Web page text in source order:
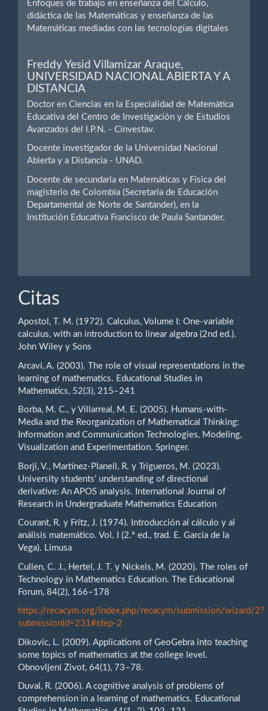
Enfoques de trabajo en enseñanza del Cálculo,
didáctica de las Matemáticas y enseñanza de las
Matemáticas mediadas con las tecnologías digitales
Freddy Yesid Villamizar Araque,
UNIVERSIDAD NACIONAL ABIERTA Y A
DISTANCIA
Doctor en Ciencias en la Especialidad de Matemática
Educativa del Centro de Investigación y de Estudios
Avanzados del I.P.N. - Cinvestav.
Docente investigador de la Universidad Nacional
Abierta y a Distancia - UNAD.
Docente de secundaria en Matemáticas y Física del
magisterio de Colombia (Secretaria de Educación
Departamental de Norte de Santander), en la
Institución Educativa Francisco de Paula Santander.
Citas
Apostol, T. M. (1972). Calculus, Volume I: One-variable
calculus, with an introduction to linear algebra (2nd ed.).
John Wiley y Sons
Arcavi, A. (2003). The role of visual representations in the
learning of mathematics. Educational Studies in
Mathematics, 52(3), 215–241
Borba, M. C., y Villarreal, M. E. (2005). Humans-with-
Media and the Reorganization of Mathematical Thinking:
Information and Communication Technologies, Modeling,
Visualization and Experimentation. Springer.
Borji, V., Martínez-Planell, R. y Trigueros, M. (2023).
University students’ understanding of directional
derivative: An APOS analysis. International Journal of
Research in Undergraduate Mathematics Education
Courant, R. y Fritz, J. (1974). Introducción al cálculo y al
análisis matemático. Vol. I (2.ª ed., trad. E. García de la
Vega). Limusa
Cullen, C. J., Hertel, J. T. y Nickels, M. (2020). The roles of
Technology in Mathematics Education. The Educational
Forum, 84(2), 166–178
https://recacym.org/index.php/recacym/submission/wizard/2?
submissionId=231#step-2
Dikovic, L. (2009). Applications of GeoGebra into teaching
some topics of mathematics at the college level.
Obnovljeni Zivot, 64(1), 73–78.
Duval, R. (2006). A cognitive analysis of problems of
comprehension in a learning of mathematics. Educational